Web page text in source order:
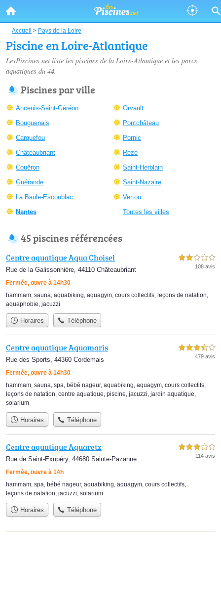
Accueil > Pays de la Loire
Piscine en Loire-Atlantique
LesPiscines.net liste les piscines de la Loire-Atlantique et les parcs
aquatiques du 44.
Piscines par ville
Ancenis-Saint-Géréon
Bouguenais
Carquefou
Châteaubriant
Couëron
Guérande
La Baule-Escoublac
Nantes
Orvault
Pontchâteau
Pornic
Rezé
Saint-Herblain
Saint-Nazaire
Vertou
Toutes les villes
45 piscines référencées
Centre aquatique Aqua Choisel
Rue de la Galissonnière, 44110 Châteaubriant
Fermée, ouvre à 14h30
2,0 étoiles sur 5
108 avis
hammam, sauna, aquabiking, aquagym, cours collectifs, leçons de natation,
aquaphobie, jacuzzi
Horaires Téléphone
Centre aquatique Aquamaris
Rue des Sports, 44360 Cordemais
Fermée, ouvre à 14h30
3,5 étoiles sur 5
479 avis
hammam, sauna, spa, bébé nageur, aquabiking, aquagym, cours collectifs,
leçons de natation, centre aquatique, piscine, jacuzzi, jardin aquatique,
solarium
Horaires Téléphone
Centre aquatique Aquaretz
Rue de Saint-Exupéry, 44680 Sainte-Pazanne
Fermée, ouvre à 14h
3,0 étoiles sur 5
114 avis
hammam spa bébé nageur, aquabiking aquagym cours collectifs
leçons de natation jacuzzi solarium
Horaires Téléphone